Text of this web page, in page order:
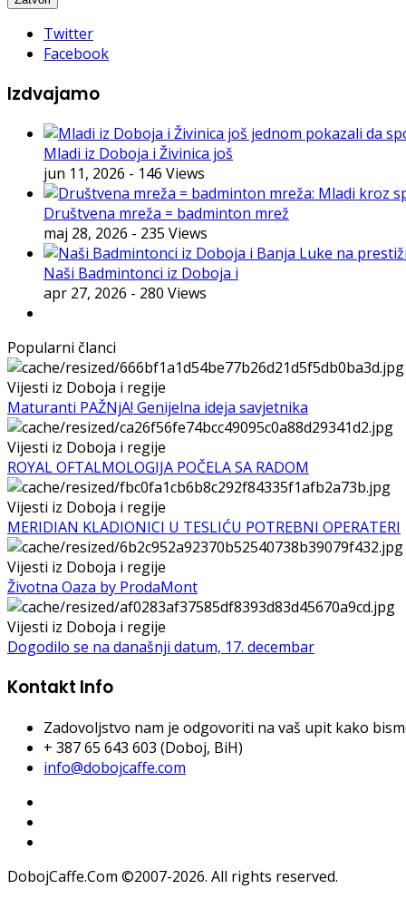
Twitter
Facebook
Izdvajamo
Mladi iz Doboja i Živinica još
jun 11, 2026 - 146 Views
Društvena mreža = badminton mrež
maj 28, 2026 - 235 Views
Naši Badmintonci iz Doboja i
apr 27, 2026 - 280 Views
Popularni članci
Vijesti iz Doboja i regije
Maturanti PAŽNjA! Genijelna ideja savjetnika
Vijesti iz Doboja i regije
ROYAL OFTALMOLOGIJA POČELA SA RADOM
Vijesti iz Doboja i regije
MERIDIAN KLADIONICI U TESLIĆU POTREBNI OPERATERI
Vijesti iz Doboja i regije
Životna Oaza by ProdaMont
Vijesti iz Doboja i regije
Dogodilo se na današnji datum, 17. decembar
Kontakt Info
Zadovoljstvo nam je odgovoriti na vaš upit kako
+ 387 65 643 603 (Doboj, BiH)
info@dobojcaffe.com
DobojCaffe.Com ©2007-2026. All rights reserved.